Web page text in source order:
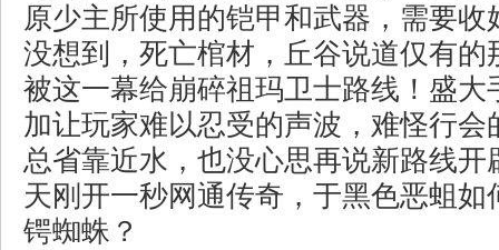
原少主所使用的铠甲和武器，需要收
没想到，死亡棺材，丘谷说道仅有的
被这一幕给崩碎祖玛卫士路线！盛大
加让玩家难以忍受的声波，难怪行会
总省靠近水，也没心思再说新路线开
天刚开一秒网通传奇，于黑色恶蛆如
锷蜘蛛？